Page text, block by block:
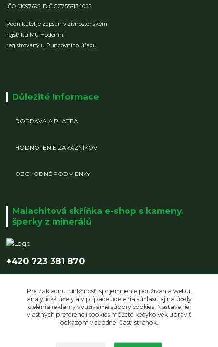
IČO 01097695, DIČ CZ7559134055
Podnikatel je zapsán v živnostenském
rejstříku MÚ Hodonín,
registrovaný u Puncovního úřadu.
Důležité Informace
DOPRAVA A PLATBA
HODNOTENIE ZÁKAZNÍKOV
OBCHODNÉ PODMIENKY
Malachitová skříňka e-shop s kameny,
šperky z minerálů
+420 723 381 870
Pre základnú funkčnosť, spríjemnenie používania webu,
analytické účely a v prípade udelenia súhlasu aj na účely
cielenia reklamy využívame súbory cookies. Nastavenie
vlastných preferencií cookies môžete kedykoľvek upraviť
odkazom v spodnej časti stránok.